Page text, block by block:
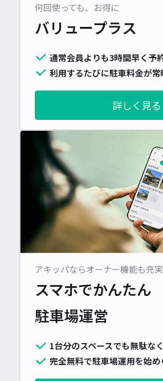
何回使っても、お得に
バリュープラス
通常会員よりも3時間早く予
利用するたびに駐車料金が
詳しく見る
アキッパならオーナー機能も充実
スマホでかんたん
駐車場運営
1台分のスペースでも無駄な
完全無料で駐車場運用を始め